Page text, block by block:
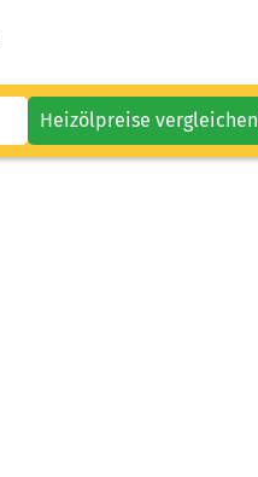
Heizölpreise vergleichen